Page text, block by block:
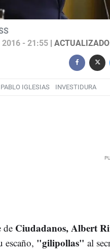
2016 - 21:55|
PABLO IGLESIAS INVESTIDURA
de Ciudadanos, Albert
escaño, "gilipollas" al